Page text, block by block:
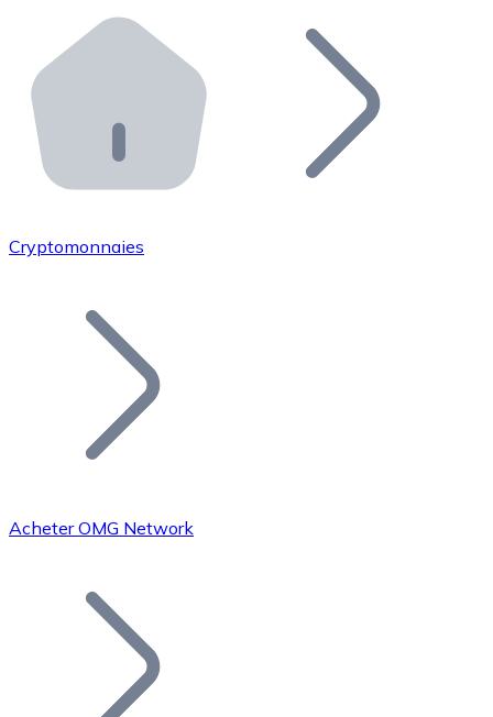
Distributeurs automatiques Bitnovo
Intégrez un ATM Bitnovo dans votre entreprise et
API Bitnovo
Intégrez notre API dans votre écosystème.
Rejoignez notre réseau de distributeurs et
Ajoutez le token de votre projet à notre service
Bitcoin
Cryptomonnaies
Acheter OMG Network